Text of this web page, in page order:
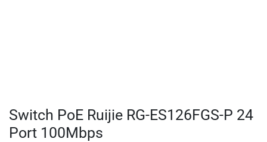
Switch PoE Ruijie RG-ES126FGS-P 24
Port 100Mbps